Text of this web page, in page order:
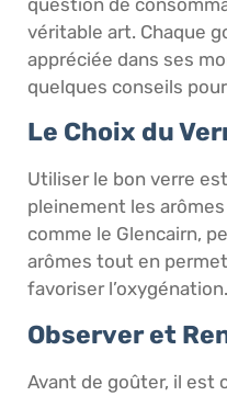
question de
véritable art. Chaque
appréciée dans ses
quelques conseils
Le Choix du
Utiliser le bon verre
pleinement les
comme le Glencairn,
arômes tout en
favoriser l’oxygénation.
Observer et
Avant de goûter, il est